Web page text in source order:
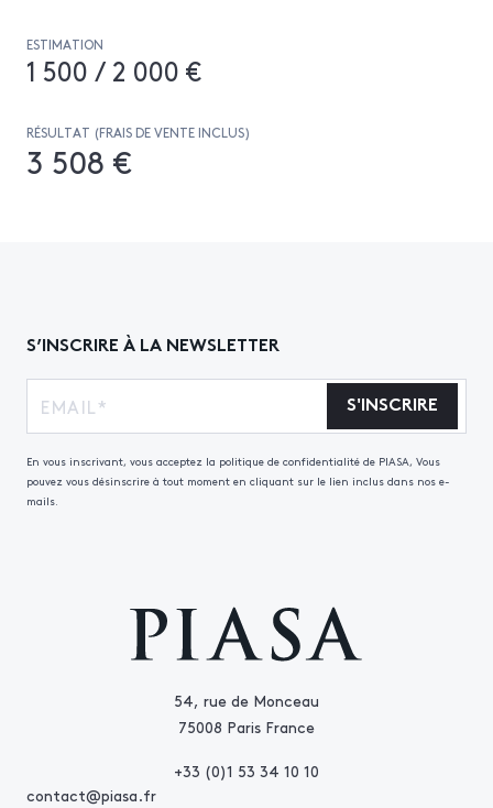
ESTIMATION
1 500 / 2 000 €
RÉSULTAT (FRAIS DE VENTE INCLUS)
3 508 €
54, rue de Monceau
75008 Paris France
+33 (0)1 53 34 10 10
contact@piasa.fr
S’INSCRIRE À LA NEWSLETTER
S'INSCRIRE
En vous inscrivant, vous acceptez la politique de confidentialité de PIASA, Vous
pouvez vous désinscrire à tout moment en cliquant sur le lien inclus dans nos e-
mails.